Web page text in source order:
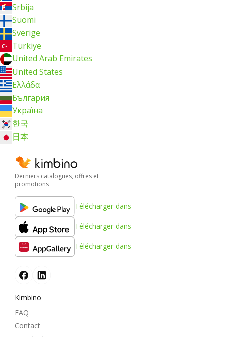
Srbija
Suomi
Sverige
Türkiye
United Arab Emirates
United States
Ελλάδα
България
Україна
한국
日本
Derniers catalogues, offres et
promotions
Télécharger dans
Télécharger dans
Télécharger dans
Kimbino
FAQ
Contact